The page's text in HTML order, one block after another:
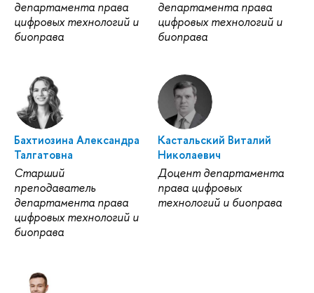
департамента права
цифровых технологий и
биоправа
департамента права
цифровых технологий и
биоправа
Бахтиозина Александра
Талгатовна
Старший
преподаватель
департамента права
цифровых технологий и
биоправа
Кастальский Виталий
Николаевич
Доцент департамента
права цифровых
технологий и биоправа